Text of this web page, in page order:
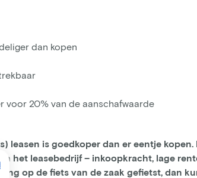
dan kopen
voor 20% van de aanschafwaarde
leasen is goedkoper dan er eentje
het leasebedrijf – inkoopkracht, lage
op de fiets van de zaak gefietst, dan